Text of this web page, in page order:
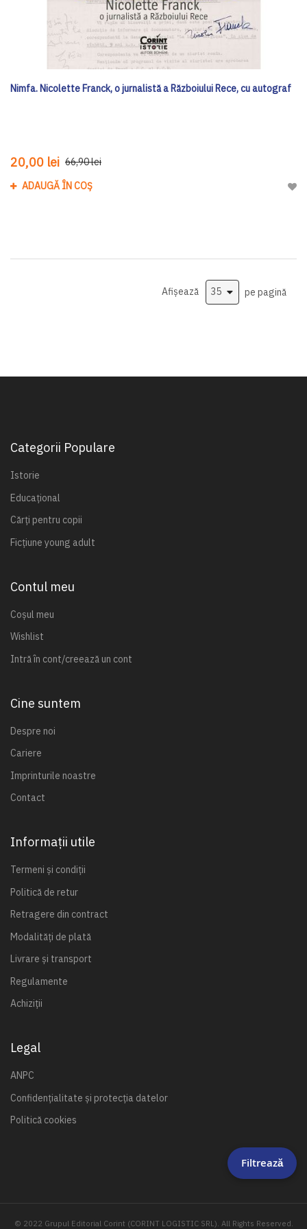
Nimfa. Nicolette Franck, o jurnalistă a Războiului Rece, cu autograf
20,00 lei 66,90 lei
ADAUGĂ ÎN COȘ
Afișează pe pagină
Categorii Populare
Istorie
Educațional
Cărți pentru copii
Ficțiune young adult
Contul meu
Coșul meu
Wishlist
Intră în cont/creează un cont
Cine suntem
Despre noi
Cariere
Imprinturile noastre
Contact
Informații utile
Termeni și condiții
Politică de retur
Retragere din contract
Modalități de plată
Livrare și transport
Regulamente
Achiziții
Legal
ANPC
Confidențialitate și protecția datelor
Politică cookies
© 2022 Grupul Editorial Corint (CORINT LOGISTIC SRL). All Rights Reserved.
Filtrează